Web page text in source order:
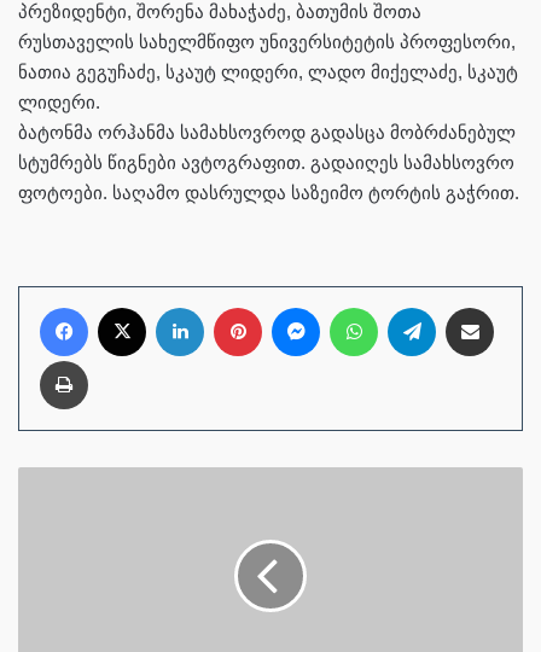
პრეზიდენტი, შორენა მახაჭაძე, ბათუმის შოთა
რუსთაველის სახელმწიფო უნივერსიტეტის პროფესორი,
ნათია გეგუჩაძე, სკაუტ ლიდერი, ლადო მიქელაძე, სკაუტ
ლიდერი.
ბატონმა ორჰანმა სამახსოვროდ გადასცა მობრძანებულ
სტუმრებს წიგნები ავტოგრაფით. გადაიღეს სამახსოვრო
ფოტოები. საღამო დასრულდა საზეიმო ტორტის გაჭრით.
Facebook LinkedIn PinterestMessengerWhatsAppTelegram
Yazdır